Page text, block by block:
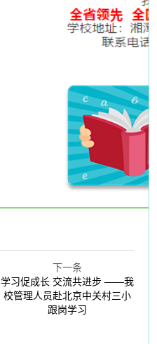
下一条
学习促成长 交流共进步 ——我
校管理人员赴北京中关村三小
跟岗学习